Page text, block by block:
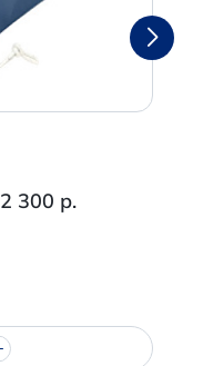
2 300 р.